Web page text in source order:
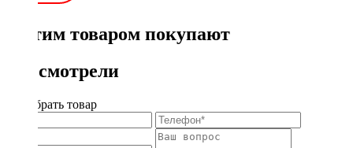
С этим товаром покупают
Вы смотрели
Подобрать товар